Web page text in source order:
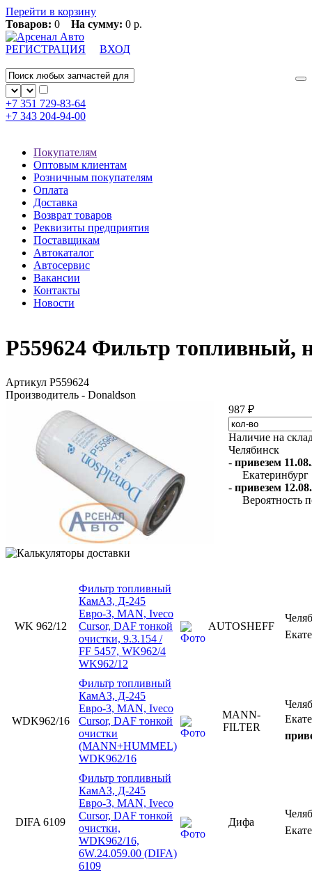
Перейти в корзину
Товаров: 0 На сумму: 0 р.
РЕГИСТРАЦИЯ ВХОД
+7 351 729-83-64
+7 343 204-94-00
Покупателям
Оптовым клиентам
Розничным покупателям
Оплата
Доставка
Возврат товаров
Реквизиты предприятия
Поставщикам
Автокаталог
Автосервис
Вакансии
Контакты
Новости
P559624 Фильтр топливный,
Артикул P559624
Производитель - Donaldson
987 ₽
Наличие на
Челябинск
- привезем
Екатеринбург
- привезем
Вероятность
WK 962/12
Фильтр топливный
КамАЗ, Д-245
Евро-3, MAN, Iveco
Cursor, DAF тонкой
очистки, 9.3.154 /
FF 5457, WK962/4
WK962/12
AUTOSHEFF
WDK962/16
Фильтр топливный
КамАЗ, Д-245
Евро-3, MAN, Iveco
Cursor, DAF тонкой
очистки
(MANN+HUMMEL)
WDK962/16
MANN-
FILTER
DIFA 6109
Фильтр топливный
КамАЗ, Д-245
Евро-3, MAN, Iveco
Cursor, DAF тонкой
очистки,
WDK962/16,
6W.24.059.00 (DIFA)
6109
Дифа